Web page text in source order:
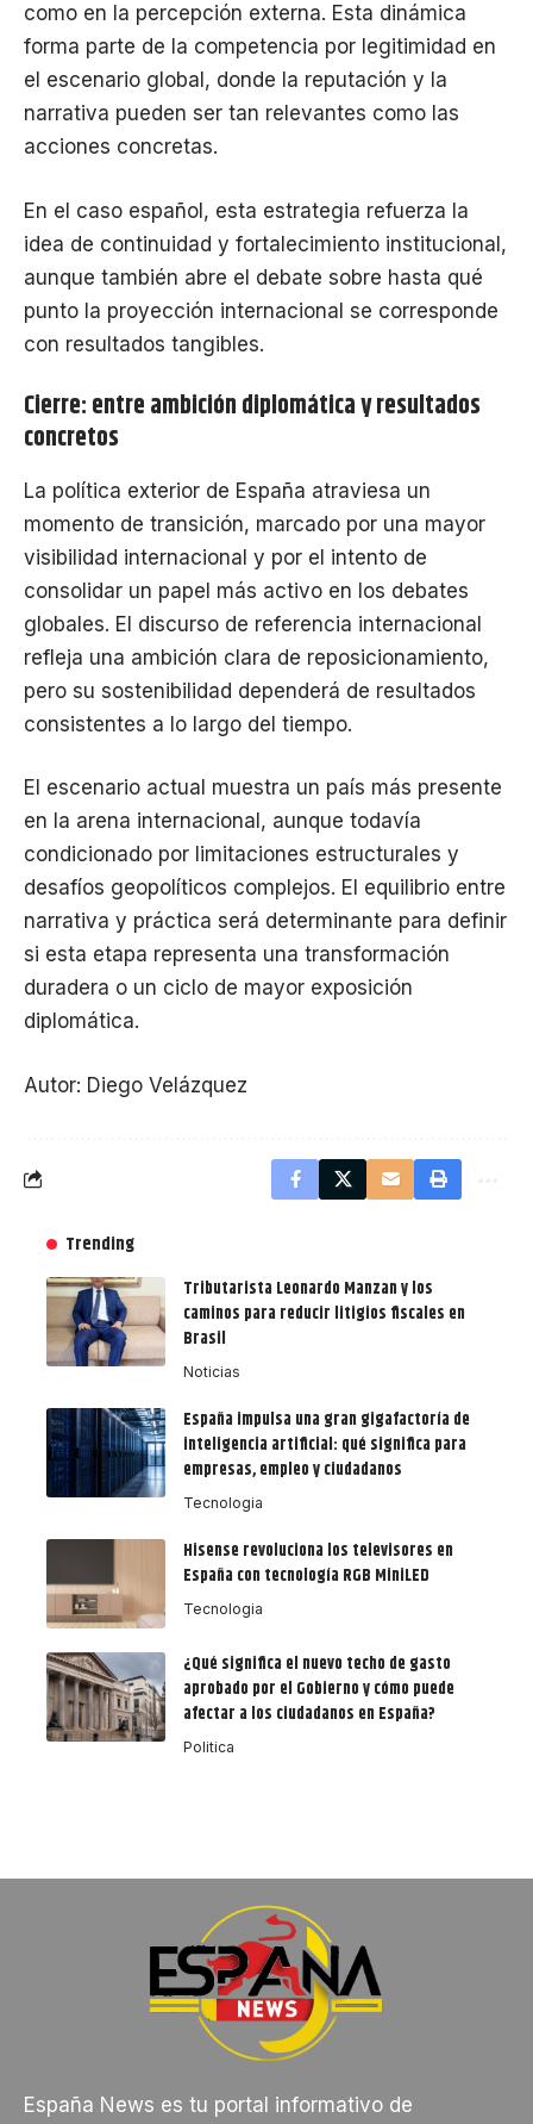
como en la percepción externa. Esta dinámica
forma parte de la competencia por legitimidad en
el escenario global, donde la reputación y la
narrativa pueden ser tan relevantes como las
acciones concretas.
En el caso español, esta estrategia refuerza la
idea de continuidad y fortalecimiento institucional,
aunque también abre el debate sobre hasta qué
punto la proyección internacional se corresponde
con resultados tangibles.
Cierre: entre ambición diplomática y resultados
concretos
La política exterior de España atraviesa un
momento de transición, marcado por una mayor
visibilidad internacional y por el intento de
consolidar un papel más activo en los debates
globales. El discurso de referencia internacional
refleja una ambición clara de reposicionamiento,
pero su sostenibilidad dependerá de resultados
consistentes a lo largo del tiempo.
El escenario actual muestra un país más presente
en la arena internacional, aunque todavía
condicionado por limitaciones estructurales y
desafíos geopolíticos complejos. El equilibrio entre
narrativa y práctica será determinante para definir
si esta etapa representa una transformación
duradera o un ciclo de mayor exposición
diplomática.
Autor: Diego Velázquez
Trending
Tributarista Leonardo Manzan y los
caminos para reducir litigios fiscales en
Brasil
Noticias
España impulsa una gran gigafactoría de
inteligencia artificial: qué significa para
empresas, empleo y ciudadanos
Tecnologia
Hisense revoluciona los televisores en
España con tecnología RGB MiniLED
Tecnologia
¿Qué significa el nuevo techo de gasto
aprobado por el Gobierno y cómo puede
afectar a los ciudadanos en España?
Politica
España News es tu portal informativo de